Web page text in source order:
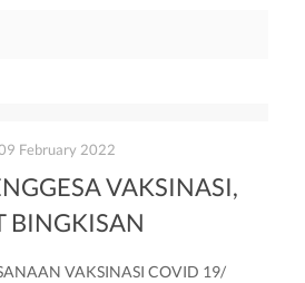
February 2022
VAKSINASI,
BINGKISAN
VAKSINASI COVID 19/